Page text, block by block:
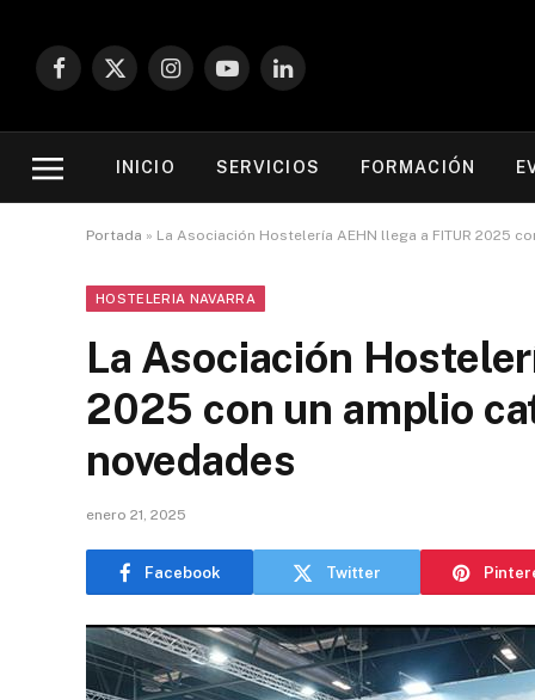
Facebook
X
InstagramYouTubeLinkedIn
INICIO SERVICIOS FORMACIÓN
Portada » La Asociación Hostelería AEHN llega a FITUR 2025
HOSTELERIA NAVARRA
La Asociación
2025 con un amplio
novedades
enero 21, 2025
Facebook Twitter